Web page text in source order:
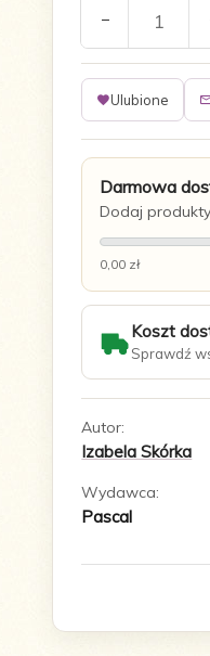
Ulubione
Darmowa
Dodaj
0,00 zł
Koszt
Sprawdź
Autor:
Izabela Skórka
Wydawca:
Pascal